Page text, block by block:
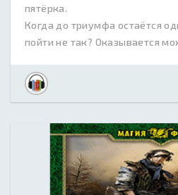
пятёрка.
Когда до триумфа остаётся
пойти не так? Оказывается